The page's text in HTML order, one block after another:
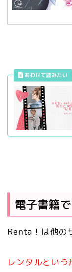
電子書籍
Renta！は他の
レンタルという